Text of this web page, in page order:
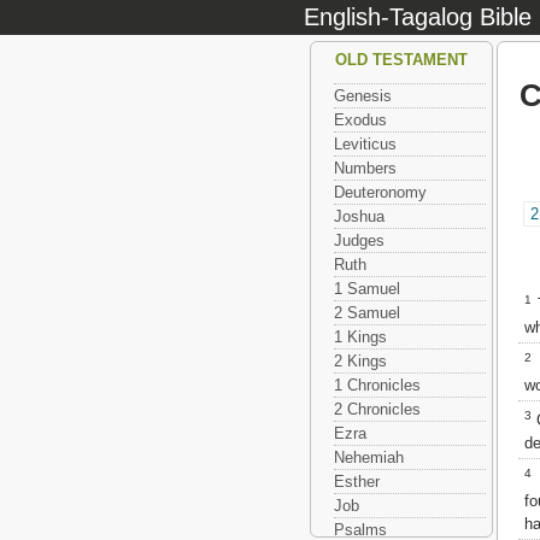
English-Tagalog Bible
1
2
3
4
OLD TESTAMENT
Genesis
Exodus
Leviticus
Numbers
Deuteronomy
Joshua
Judges
Ruth
1 Samuel
2 Samuel
1 Kings
2 Kings
1 Chronicles
2 Chronicles
Ezra
Nehemiah
Esther
Job
Psalms